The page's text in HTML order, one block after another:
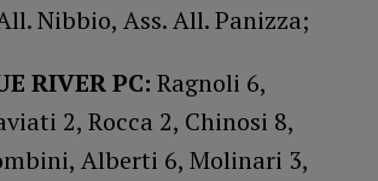
Nibbio, Ass. All. Panizza;
RIVER PC: Ragnoli 6,
2, Rocca 2, Chinosi 8,
Alberti 6, Molinari 3,